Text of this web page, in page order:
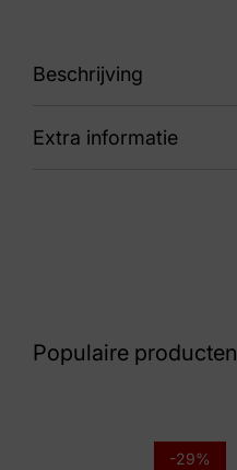
Beschrijving
sneaker
Extra informatie
Populaire producten
-29%